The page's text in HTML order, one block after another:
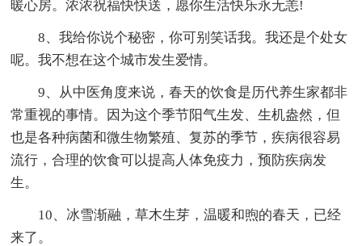
暖心房。浓浓祝福快快送，愿你生活快乐永无恙!
8、我给你说个秘密，你可别笑话我。我还是个处女
呢。我不想在这个城市发生爱情。
9、从中医角度来说，春天的饮食是历代养生家都非
常重视的事情。因为这个季节阳气生发、生机盎然，但
也是各种病菌和微生物繁殖、复苏的季节，疾病很容易
流行，合理的饮食可以提高人体免疫力，预防疾病发
生。
10、冰雪渐融，草木生芽，温暖和煦的春天，已经
来了。